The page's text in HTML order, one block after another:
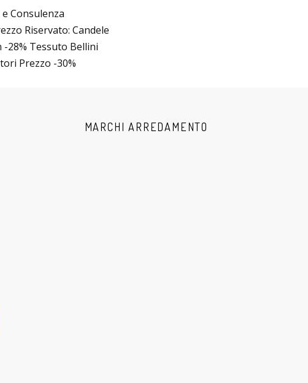
Consulenza
Riservato: Candele
-28% Tessuto Bellini
Prezzo -30%
MARCHI ARREDAMENTO